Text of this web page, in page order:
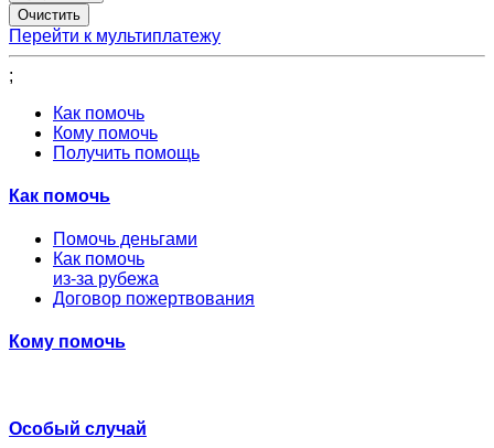
Перейти к мультиплатежу
;
Как помочь
Кому помочь
Получить помощь
Как помочь
Помочь деньгами
Как помочь
из-за рубежа
Договор пожертвования
Кому помочь
Особый случай